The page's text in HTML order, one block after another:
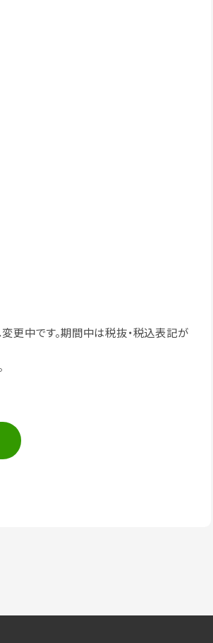
更中です。期間中は税抜・税込表記が